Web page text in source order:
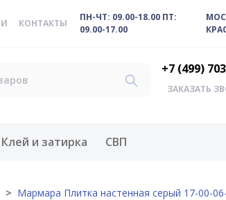
КОНТАКТЫ
ПН-ЧТ: 09.00-18.00 ПТ:
09.00-17.00
+7 (499)
ЗАКАЗАТЬ
меню
Клей и затирка СВП
Мармара Плитка настенная серый 17-00-